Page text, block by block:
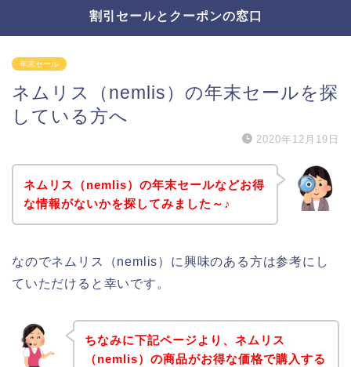
割引セールとクーポンの窓口
年末セール
ネムリス（nemlis）の年末セールを探
している方へ
2020年12月19日
ネムリス（nemlis）の年末セールなどお得
な情報がないかを探してみました～♪
なのでネムリス（nemlis）に興味のある方は参考にし
ていただけると幸いです。
ちなみに下記ページより、ネムリス
（nemlis）の商品がお得な価格で購入する